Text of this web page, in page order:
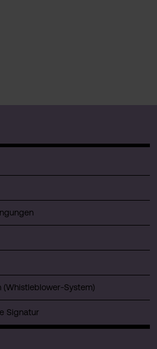
(Whistleblower-System)
Signatur